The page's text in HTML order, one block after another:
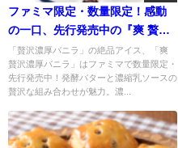
ファミマ限定・数量限定！感動
の一口、先行発売中の『爽 贅沢
濃厚バニラ』の虜になる瞬間！
「贅沢濃厚バニラ」の絶品アイス、「爽
贅沢濃厚バニラ」はファミマで数量限定・
先行発売中！発酵バターと濃縮乳ソースの
贅沢な組み合わせが魅力。濃...